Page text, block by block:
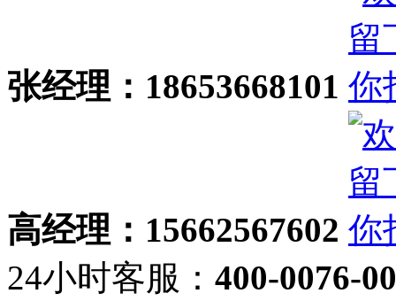
张经理：18653668101
高经理：15662567602
24小时客服： 400-0076-